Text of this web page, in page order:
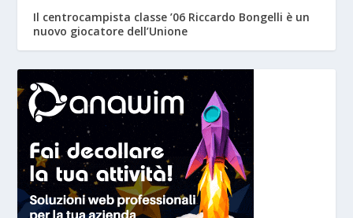
Il centrocampista classe ’06 Riccardo Bongelli è un
nuovo giocatore dell’Unione